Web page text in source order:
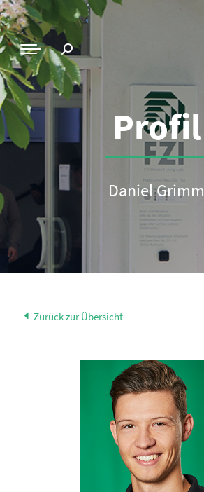
Profil
Daniel Grimm
Zurück zur Übersicht